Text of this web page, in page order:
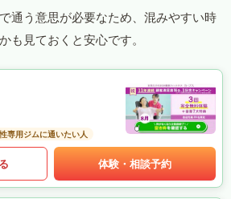
通う意思が必要なため、混みやすい時
も見ておくと安心です。
専用ジムに通いたい人
体験・相談予約